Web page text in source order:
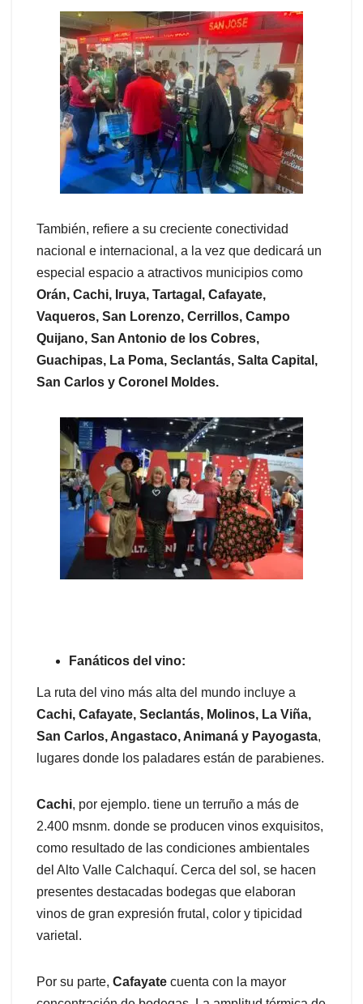
También, refiere a su creciente conectividad
nacional e internacional, a la vez que dedicará un
especial espacio a atractivos municipios como
Orán, Cachi, Iruya, Tartagal, Cafayate,
Vaqueros, San Lorenzo, Cerrillos, Campo
Quijano, San Antonio de los Cobres,
Guachipas, La Poma, Seclantás, Salta Capital,
San Carlos y Coronel Moldes.
Fanáticos del vino:
La ruta del vino más alta del mundo incluye a
Cachi, Cafayate, Seclantás, Molinos, La Viña,
San Carlos, Angastaco, Animaná y Payogasta,
lugares donde los paladares están de parabienes.
Cachi, por ejemplo. tiene un terruño a más de
2.400 msnm. donde se producen vinos exquisitos,
como resultado de las condiciones ambientales
del Alto Valle Calchaquí. Cerca del sol, se hacen
presentes destacadas bodegas que elaboran
vinos de gran expresión frutal, color y tipicidad
varietal.
Por su parte, Cafayate cuenta con la mayor